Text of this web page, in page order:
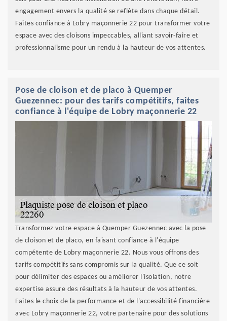
engagement envers la qualité se reflète dans chaque détail.
Faites confiance à Lobry maçonnerie 22 pour transformer votre
espace avec des cloisons impeccables, alliant savoir-faire et
professionnalisme pour un rendu à la hauteur de vos attentes.
Pose de cloison et de placo à Quemper
Guezennec: pour des tarifs compétitifs, faites
confiance à l'équipe de Lobry maçonnerie 22
Transformez votre espace à Quemper Guezennec avec la pose
de cloison et de placo, en faisant confiance à l'équipe
compétente de Lobry maçonnerie 22. Nous vous offrons des
tarifs compétitifs sans compromis sur la qualité. Que ce soit
pour délimiter des espaces ou améliorer l'isolation, notre
expertise assure des résultats à la hauteur de vos attentes.
Faites le choix de la performance et de l'accessibilité financière
avec Lobry maçonnerie 22, votre partenaire pour des solutions